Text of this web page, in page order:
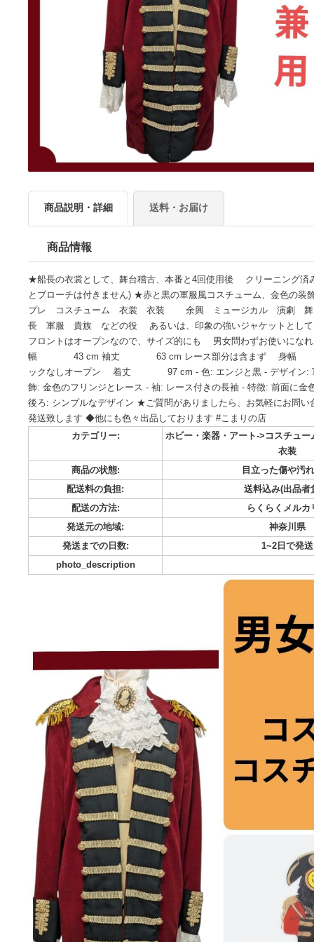
商品説明・詳細 送料・お届け
商品情報
★船長の衣裳として、舞台稽古、本番と4回使用後 クリーニ
とブローチは付きません) ★赤と黒の軍服風コスチューム、
プレ コスチューム 衣裳 衣装 余興 ミュージカ
長 軍服 貴族 などの役 あるいは、印象の強いジャケッ
フロントはオープンなので、サイズ的にも 男女問わずお
幅 43 cm 袖丈 63 cm レース部分は含まず
ックなしオープン 着丈 97 cm - 色: エンジと黒 - デザ
飾: 金色のフリンジとレース - 袖: レース付きの長袖 - 特徴:
後ろ: シンプルなデザイン ★ご質問がありましたら、お気軽
発送致します ◆他にも色々出品しております #こまりの店
カテゴリー:
ホビー・楽器・アート->コ
商品の状態:
目立った
送料込み
神
1~2